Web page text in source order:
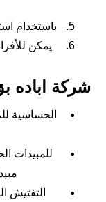
باستخدام
يمكن
شركة اباده
الحساسية
للمبيدات
التفتيش